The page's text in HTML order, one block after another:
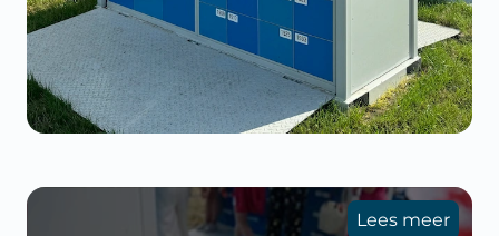
Lees meer